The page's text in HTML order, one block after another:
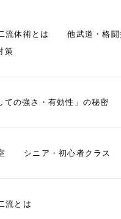
流体術とは 他武道・格
策
ての強さ・有効性」の秘密
シニア・初心者クラス
流とは